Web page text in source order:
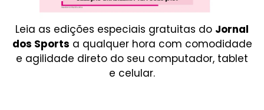
Leia as edições especiais gratuitas do Jornal
dos Sports a qualquer hora com comodidade
e agilidade direto do seu computador, tablet
e celular.